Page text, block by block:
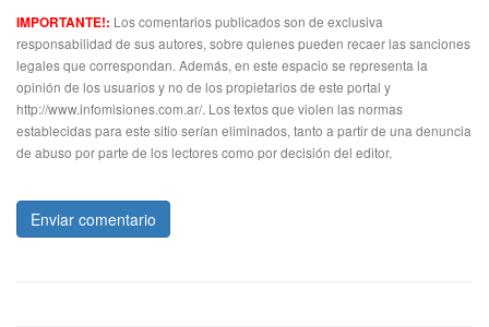
IMPORTANTE!: Los comentarios publicados son de exclusiva
responsabilidad de sus autores, sobre quienes pueden recaer las sanciones
legales que correspondan. Además, en este espacio se representa la
opinión de los usuarios y no de los propietarios de este portal y
http://www.infomisiones.com.ar/. Los textos que violen las normas
establecidas para este sitio serían eliminados, tanto a partir de una denuncia
de abuso por parte de los lectores como por decisión del editor.
Enviar comentario